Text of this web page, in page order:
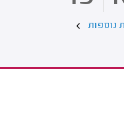
נוספות